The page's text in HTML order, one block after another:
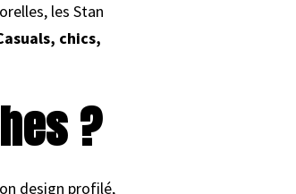
les Stan
chics,
?
design profilé,